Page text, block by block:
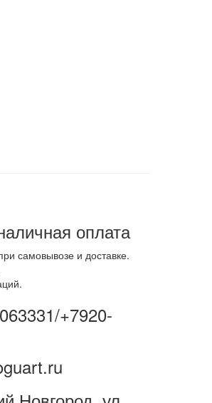
оплата
самовывозе и доставке.
+7920-